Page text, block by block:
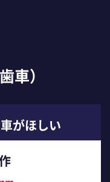
車）
がほしい